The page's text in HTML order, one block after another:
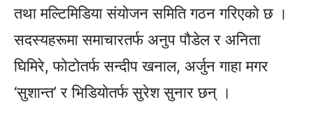
तथा मल्टिमिडिया संयोजन समिति गठन गरिएको छ ।
सदस्यहरूमा समाचारतर्फ अनुप पौडेल र अनिता
घिमिरे, फोटोतर्फ सन्दीप खनाल, अर्जुन गाहा मगर
‘सुशान्त’ र भिडियोतर्फ सुरेश सुनार छन् ।